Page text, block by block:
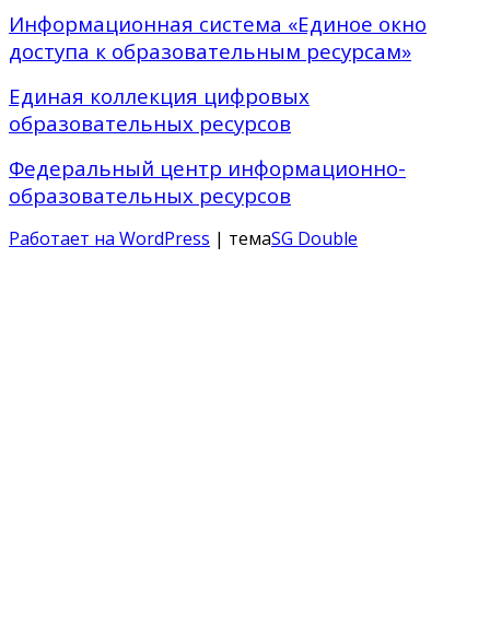
Информационная система «Единое окно
доступа к образовательным ресурсам»
Единая коллекция цифровых
образовательных ресурсов
Федеральный центр информационно-
образовательных ресурсов
Работает на WordPress | темаSG Double